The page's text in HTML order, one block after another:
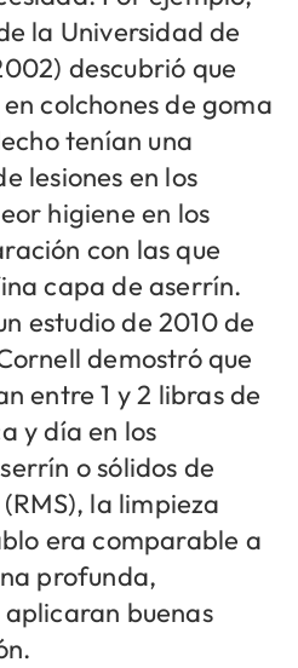
la Universidad de
descubrió que
colchones de goma
tenían una
lesiones en los
higiene en los
con las que
capa de aserrín.
estudio de 2010 de
demostró que
entre 1 y 2 libras de
y día en los
o sólidos de
la limpieza
era comparable a
profunda,
aplicaran buenas